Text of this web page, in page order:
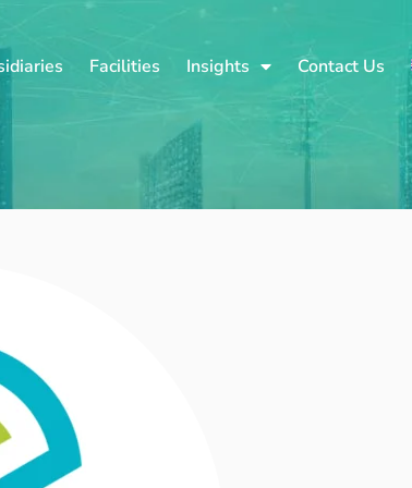
Facilities Insights Contact Us